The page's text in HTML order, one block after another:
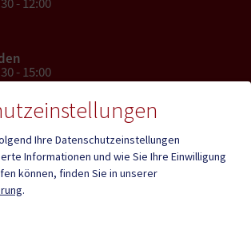
- 15:00
Ihre Datenschutzeinstellungen
Informationen und wie Sie Ihre Einwilligung
können, finden Sie in unserer
.